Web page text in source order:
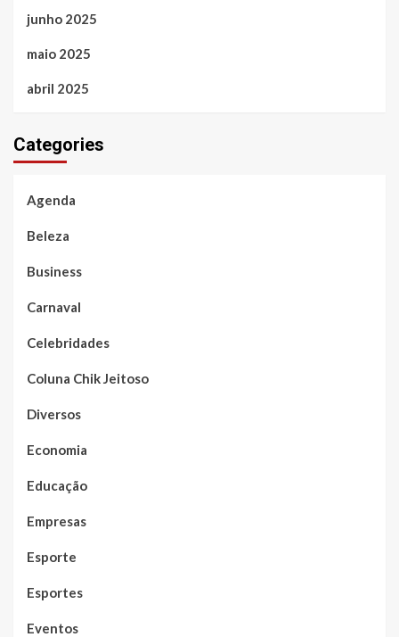
junho 2025
maio 2025
abril 2025
Categories
Agenda
Beleza
Business
Carnaval
Celebridades
Coluna Chik Jeitoso
Diversos
Economia
Educação
Empresas
Esporte
Esportes
Eventos